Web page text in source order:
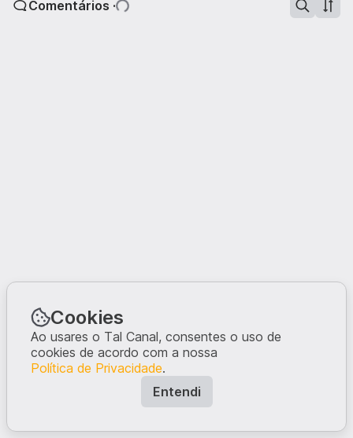
Comentários ·
Cookies
Ao usares o Tal Canal, consentes o uso de
cookies de acordo com a nossa
Política de Privacidade.
Entendi